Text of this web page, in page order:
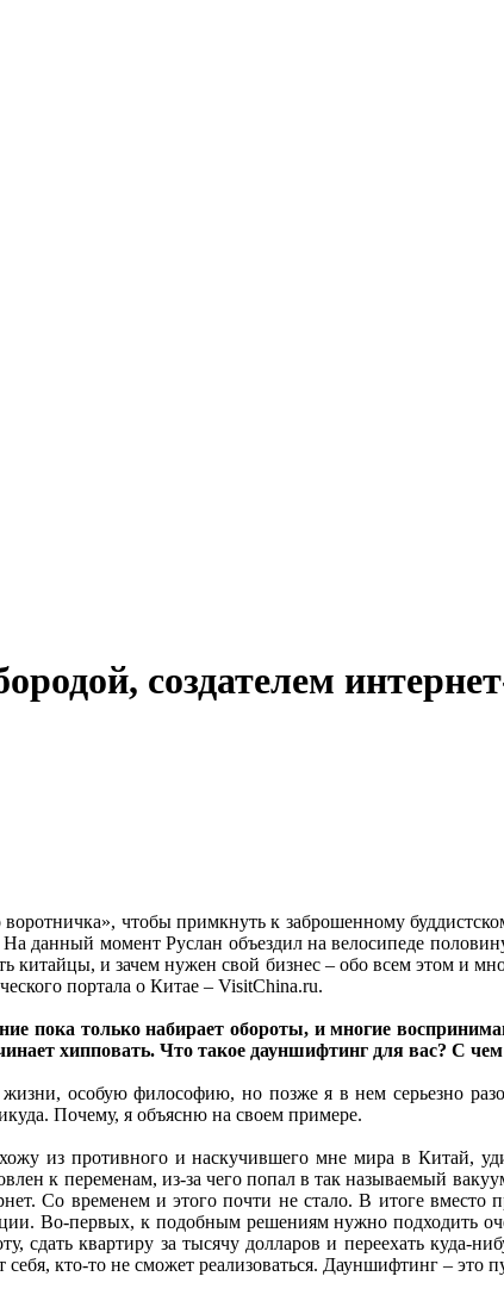
создателем
чтобы примкнуть к заброшенному
данный момент Руслан объездил на велосипеде
китайцы, и зачем нужен свой бизнес – обо всем этом и
портала о Китае – VisitChina.ru.
пока только набирает обороты, и многие
хипповать. Что такое дауншифтинг для вас? С
особую философию, но позже я в нем серьезно
Почему, я объясню на своем примере.
из противного и наскучившего мне мира в Китай,
к переменам, из-за чего попал в так называемый
Со временем и этого почти не стало. В итоге
Во-первых, к подобным решениям нужно подходить
сдать квартиру за тысячу долларов и переехать куда-
себя, кто-то не сможет реализоваться. Дауншифтинг – это